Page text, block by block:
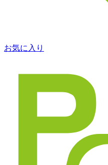
お気に入り